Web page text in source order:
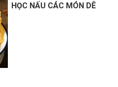
HỌC NẤU CÁC MÓN DÊ